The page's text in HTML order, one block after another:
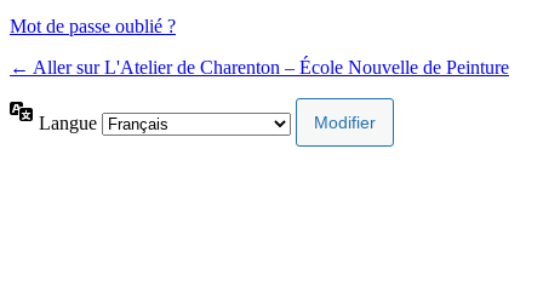
Mot de passe oublié ?
← Aller sur L'Atelier de Charenton – École Nouvelle de Peinture
Langue